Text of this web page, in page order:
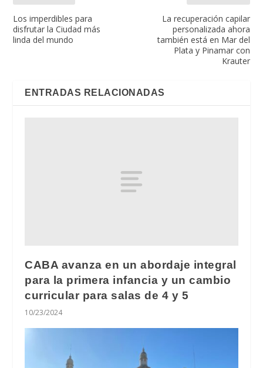
Los imperdibles para
disfrutar la Ciudad más
linda del mundo
La recuperación capilar
personalizada ahora
también está en Mar del
Plata y Pinamar con
Krauter
ENTRADAS RELACIONADAS
CABA avanza en un abordaje integral
para la primera infancia y un cambio
curricular para salas de 4 y 5
10/23/2024